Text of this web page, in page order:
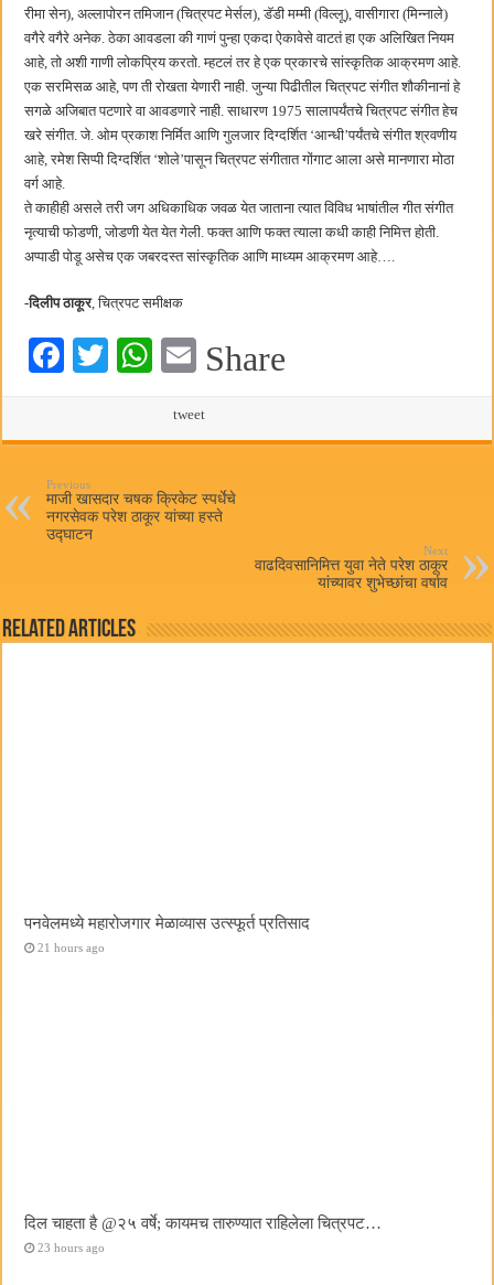
रीमा सेन), अल्लापोरन तमिजान (चित्रपट मेर्सल), डॅडी मम्मी (विल्लू), वासीगारा (मिन्नाले)
वगैरे वगैरे अनेक. ठेका आवडला की गाणं पुन्हा एकदा ऐकावेसे वाटतं हा एक अलिखित नियम
आहे, तो अशी गाणी लोकप्रिय करतो. म्हटलं तर हे एक प्रकारचे सांस्कृतिक आक्रमण आहे.
एक सरमिसळ आहे, पण ती रोखता येणारी नाही. जुन्या पिढीतील चित्रपट संगीत शौकीनानां हे
सगळे अजिबात पटणारे वा आवडणारे नाही. साधारण 1975 सालापर्यंतचे चित्रपट संगीत हेच
खरे संगीत. जे. ओम प्रकाश निर्मित आणि गुलजार दिग्दर्शित ‘आन्धी’पर्यंतचे संगीत श्रवणीय
आहे, रमेश सिप्पी दिग्दर्शित ‘शोले’पासून चित्रपट संगीतात गोंगाट आला असे मानणारा मोठा
वर्ग आहे.
ते काहीही असले तरी जग अधिकाधिक जवळ येत जाताना त्यात विविध भाषांतील गीत संगीत
नृत्याची फोडणी, जोडणी येत येत गेली. फक्त आणि फक्त त्याला कधी काही निमित्त होती.
अप्पाडी पोडू असेच एक जबरदस्त सांस्कृतिक आणि माध्यम आक्रमण आहे….
-दिलीप ठाकूर, चित्रपट समीक्षक
Fa T
W
ts
pp
E
ail
Share
tweet
Previous
माजी खासदार चषक क्रिकेट स्पर्धेचे
नगरसेवक परेश ठाकूर यांच्या हस्ते
उद्घाटन
Next
वाढदिवसानिमित्त युवा नेते परेश ठाकूर
यांच्यावर शुभेच्छांचा वर्षाव
Related Articles
पनवेलमध्ये महारोजगार मेळाव्यास उत्स्फूर्त प्रतिसाद
21 hours ago
दिल चाहता है @२५ वर्षे; कायमच तारुण्यात राहिलेला चित्रपट…
23 hours ago